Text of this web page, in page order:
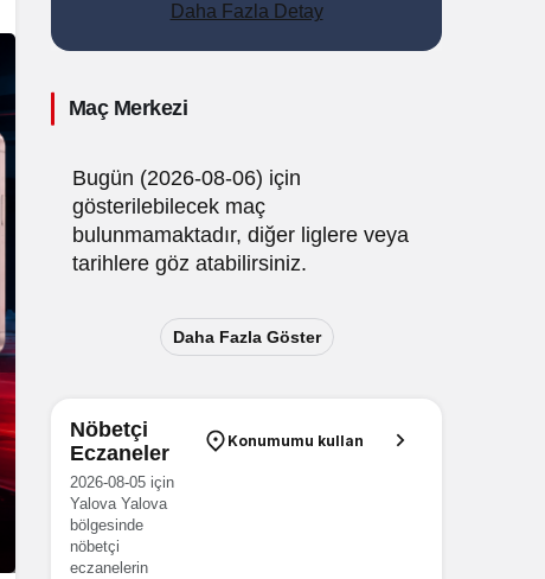
Daha Fazla Detay
Maç Merkezi
Bugün (2026-08-06) için
gösterilebilecek maç
bulunmamaktadır, diğer liglere veya
tarihlere göz atabilirsiniz.
Daha Fazla Göster
Nöbetçi
Eczaneler
2026-08-05 için
Yalova Yalova
bölgesinde
nöbetçi
eczanelerin
Konumumu kullan